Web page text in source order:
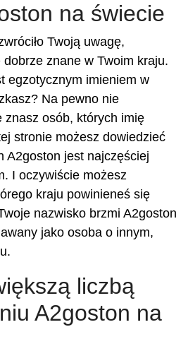
na świecie
Twoją uwagę,
znane w Twoim kraju.
egzotycznym imieniem w
Na pewno nie
znasz osób, których imię
stronie możesz dowiedzieć
A2goston jest najczęściej
I oczywiście możesz
kraju powinieneś się
nazwisko brzmi A2goston
jako osoba o innym,
liczbą
A2goston na